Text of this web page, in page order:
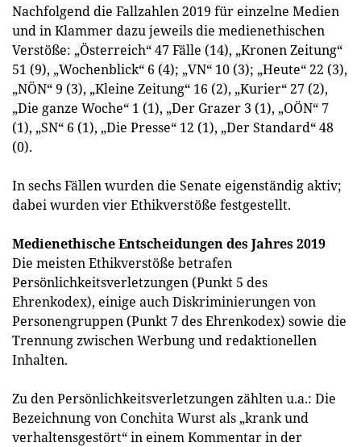
Nachfolgend die Fallzahlen 2019 für einzelne Medien
und in Klammer dazu jeweils die medienethischen
Verstöße: „Österreich“ 47 Fälle (14), „Kronen Zeitung“
51 (9), „Wochenblick“ 6 (4); „VN“ 10 (3); „Heute“ 22 (3),
„NÖN“ 9 (3), „Kleine Zeitung“ 16 (2), „Kurier“ 27 (2),
„Die ganze Woche“ 1 (1), „Der Grazer 3 (1), „OÖN“ 7
(1), „SN“ 6 (1), „Die Presse“ 12 (1), „Der Standard“ 48
(0).
In sechs Fällen wurden die Senate eigenständig aktiv;
dabei wurden vier Ethikverstöße festgestellt.
Medienethische Entscheidungen des Jahres 2019
Die meisten Ethikverstöße betrafen
Persönlichkeitsverletzungen (Punkt 5 des
Ehrenkodex), einige auch Diskriminierungen von
Personengruppen (Punkt 7 des Ehrenkodex) sowie die
Trennung zwischen Werbung und redaktionellen
Inhalten.
Zu den Persönlichkeitsverletzungen zählten u.a.: Die
Bezeichnung von Conchita Wurst als „krank und
verhaltensgestört“ in einem Kommentar in der